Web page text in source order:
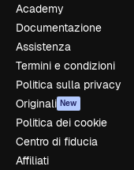
Academy
Documentazione
Assistenza
Termini e condizioni
Politica sulla privacy
Originali New
Politica dei cookie
Centro di fiducia
Affiliati